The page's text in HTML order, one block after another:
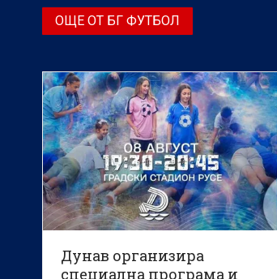
ОЩЕ ОТ БГ ФУТБОЛ
Дунав организира
специална програма и